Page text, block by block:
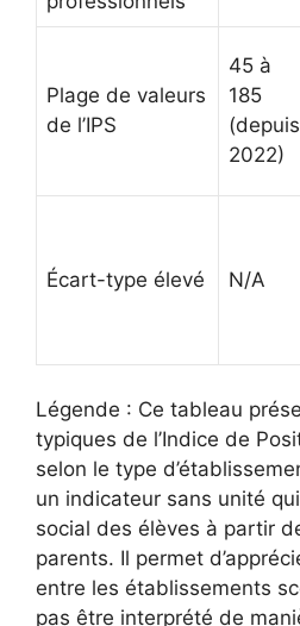
Plage de valeurs
de l’IPS
45 à
185
(depuis
2022)
Écart-type élevé N/A
Légende : Ce tableau
typiques de l’Indice de
selon le type
un indicateur sans unité
social des élèves à partir
parents. Il permet
entre les établissements
pas être interprété de